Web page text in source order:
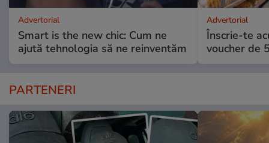
Advertorial
Smart is the new chic: Cum ne
ajută tehnologia să ne reinventăm
Advertorial
Înscrie-te
voucher de
PARTENERI